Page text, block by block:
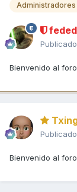
Administradores
Publicado
Bienvenido al
Publicado
Bienvenido al foro